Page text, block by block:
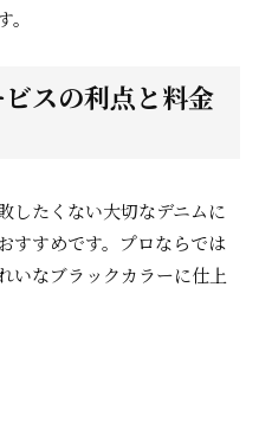
スの利点と料金
したくない大切なデニムに
すすめです。プロならでは
いなブラックカラーに仕上